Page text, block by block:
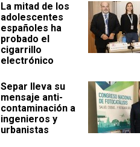
La mitad de los
adolescentes
españoles ha
probado el
cigarrillo
electrónico
Separ lleva su
mensaje anti-
contaminación a
ingenieros y
urbanistas